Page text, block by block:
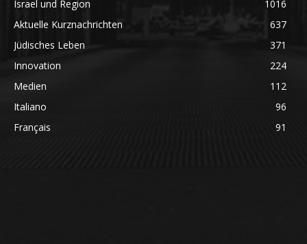
Israel und Region
1016
Aktuelle Kurznachrichten
637
Jüdisches Leben
371
Innovation
224
Medien
112
Italiano
96
Français
91